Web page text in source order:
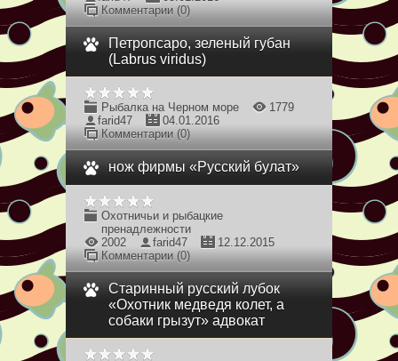
Комментарии (0)
Петропсаро, зеленый губан
(Labrus viridus)
Рыбалка на Черном море
1779
farid47
04.01.2016
Комментарии (0)
нож фирмы «Русский булат»
Охотничьи и рыбацкие
пренадлежности
2002
farid47
12.12.2015
Комментарии (0)
Старинный русский лубок
«Охотник медведя колет, а
собаки грызут» адвокат